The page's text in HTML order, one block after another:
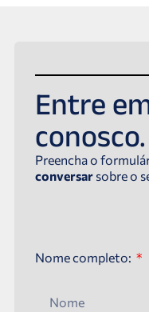
Entre
conosco.
Preencha o
conversar sobre o
Nome completo: